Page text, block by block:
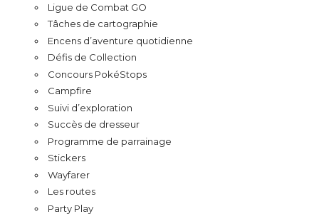
Ligue de Combat GO
Tâches de cartographie
Encens d’aventure quotidienne
Défis de Collection
Concours PokéStops
Campfire
Suivi d’exploration
Succès de dresseur
Programme de parrainage
Stickers
Wayfarer
Les routes
Party Play